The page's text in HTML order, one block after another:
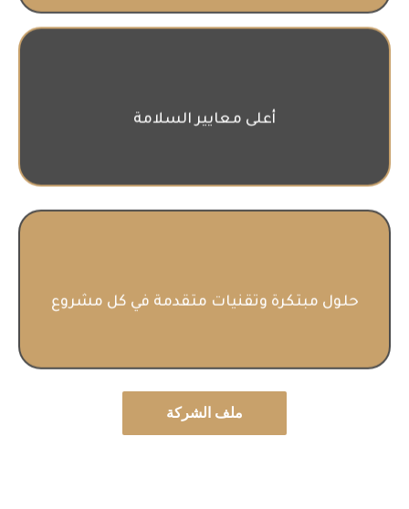
أعلى معايير السلامة
حلول مبتكرة وتقنيات متقدمة في كل مشروع
ملف الشركة
ملف الشركة